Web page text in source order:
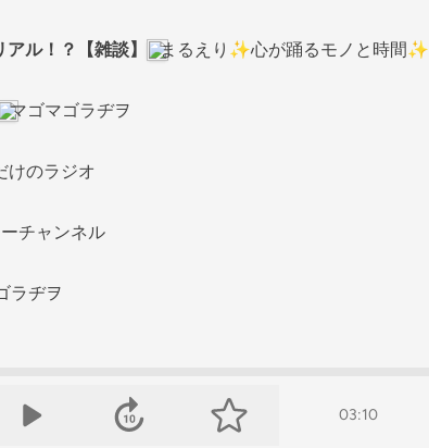
03:10
ル！？【雑談】 まるえり✨心が踊るモノと時間✨
マゴマゴラヂヲ
けのラジオ
チャンネル
ラヂヲ